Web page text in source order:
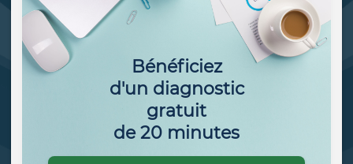
Bénéficiez
d'un diagnostic
gratuit
de 20 minutes